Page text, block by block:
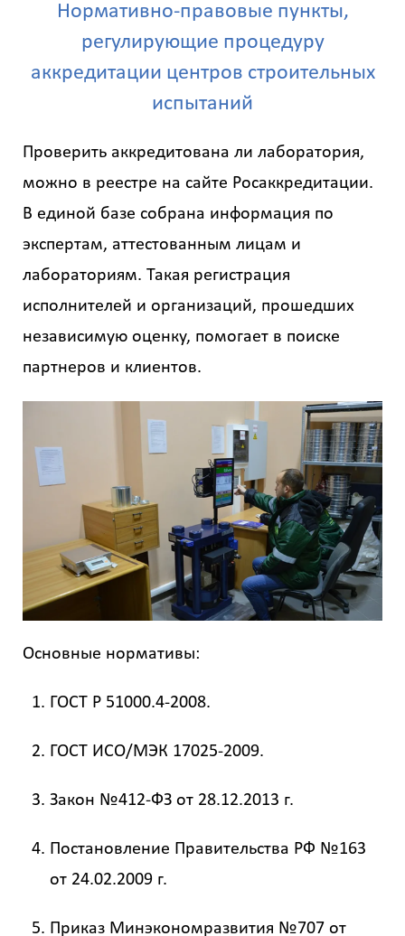
Нормативно-правовые пункты,
регулирующие процедуру
аккредитации центров строительных
испытаний
Проверить аккредитована ли лаборатория,
можно в реестре на сайте Росаккредитации.
В единой базе собрана информация по
экспертам, аттестованным лицам и
лабораториям. Такая регистрация
исполнителей и организаций, прошедших
независимую оценку, помогает в поиске
партнеров и клиентов.
Основные нормативы:
ГОСТ Р 51000.4-2008.
ГОСТ ИСО/МЭК 17025-2009.
Закон №412-ФЗ от 28.12.2013 г.
Постановление Правительства РФ №163
от 24.02.2009 г.
Приказ Минэкономразвития №707 от